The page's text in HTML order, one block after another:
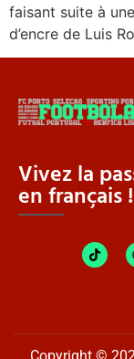
faisant suite à
d’encre de Luis
Vivez la
en français !